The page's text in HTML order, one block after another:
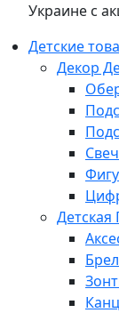
Украине с
Детские
Декор
Детская